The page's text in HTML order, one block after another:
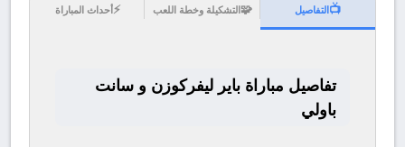
📺التفاصيل 🧩التشكيلة وخطة اللعب ⚡أحداث المباراة
تفاصيل مباراة باير ليفركوزن و سانت
باولي